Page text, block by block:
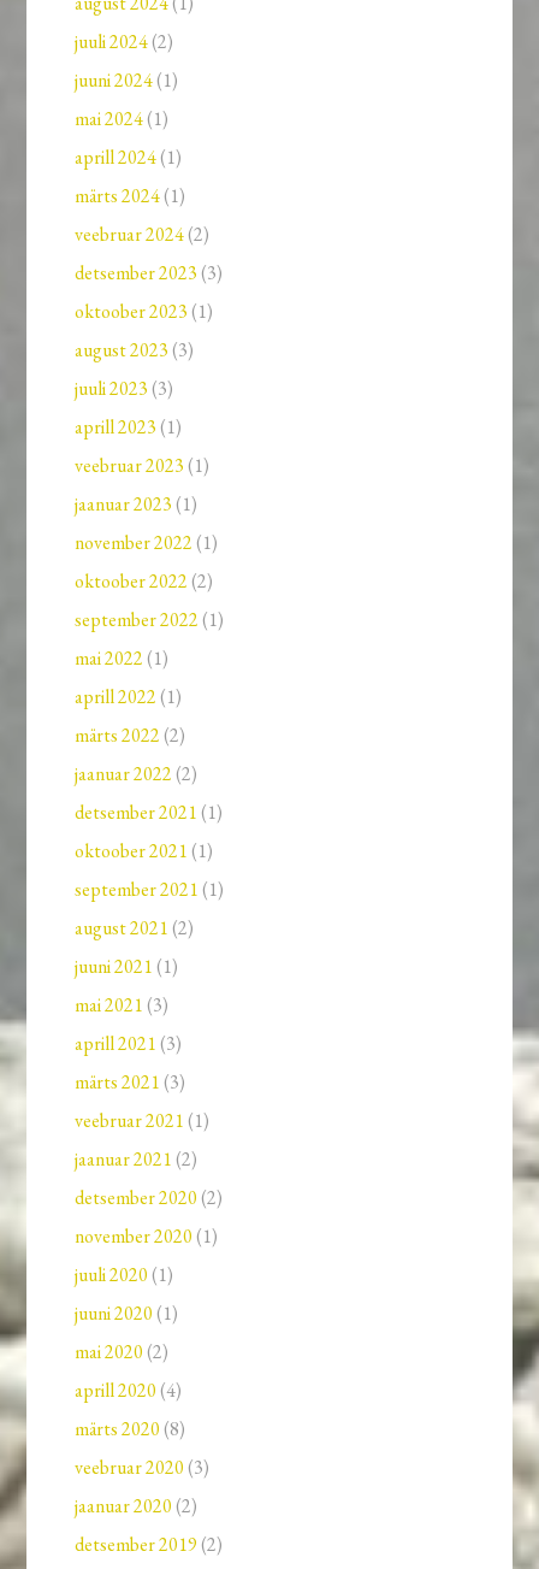
juuli 2024(2)
juuni 2024(1)
mai 2024(1)
aprill 2024(1)
märts 2024(1)
veebruar 2024(2)
detsember 2023 (3)
oktoober 2023 (1)
august 2023 (3)
juuli 2023 (3)
aprill 2023 (1)
veebruar 2023 (1)
jaanuar 2023 (1)
november 2022 (1)
oktoober 2022 (2)
september 2022 (1)
mai 2022 (1)
aprill 2022 (1)
märts 2022 (2)
jaanuar 2022 (2)
detsember 2021 (1)
oktoober 2021 (1)
september 2021 (1)
august 2021 (2)
juuni 2021 (1)
mai 2021 (3)
aprill 2021 (3)
märts 2021 (3)
veebruar 2021 (1)
jaanuar 2021 (2)
detsember 2020 (2)
november 2020 (1)
juuli 2020 (1)
juuni 2020 (1)
mai 2020 (2)
aprill 2020 (4)
märts 2020 (8)
veebruar 2020 (3)
jaanuar 2020 (2)
detsember 2019 (2)